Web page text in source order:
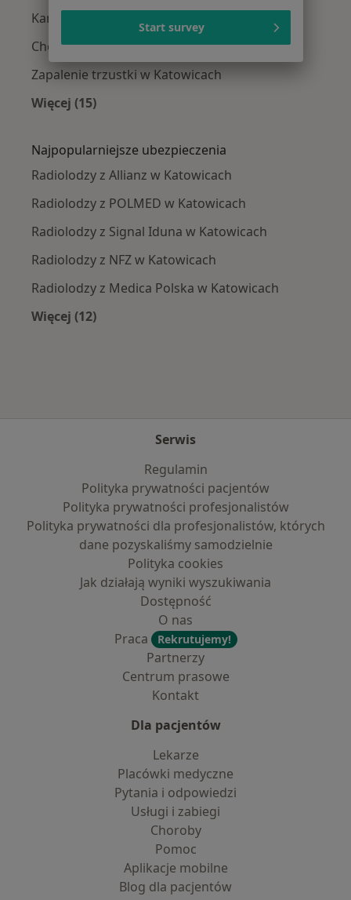
Kamica nerkowa w Katowicach
Choroby tarczycy w Katowicach
Zapalenie trzustki w Katowicach
Więcej (15)
Najpopularniejsze ubezpieczenia
Radiolodzy z Allianz w Katowicach
Radiolodzy z POLMED w Katowicach
Radiolodzy z Signal Iduna w Katowicach
Radiolodzy z NFZ w Katowicach
Radiolodzy z Medica Polska w Katowicach
Więcej (12)
Serwis
Regulamin
Polityka prywatności pacjentów
Polityka prywatności profesjonalistów
Polityka prywatności dla profesjonalistów, których
dane pozyskaliśmy samodzielnie
Polityka cookies
Jak działają wyniki wyszukiwania
Dostępność
O nas
Praca
Rekrutujemy!
Partnerzy
Centrum prasowe
Kontakt
Dla pacjentów
Lekarze
Placówki medyczne
Pytania i odpowiedzi
Usługi i zabiegi
Choroby
Pomoc
Aplikacje mobilne
Blog dla pacjentów
Start survey